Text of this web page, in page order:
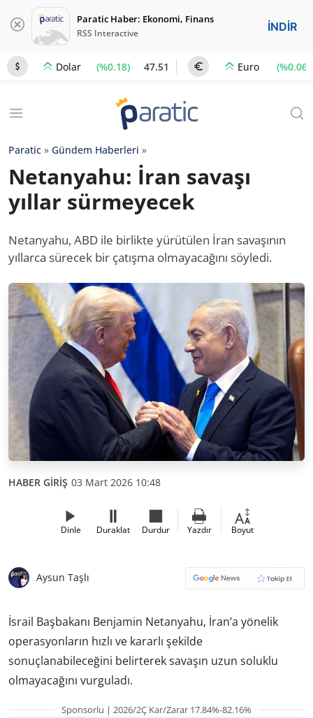
Paratic Haber: Ekonomi, Finans
RSS Interactive İNDİR
Dolar (%0.18) 47.51 Euro (%0.06)
Paratic » Gündem Haberleri »
Netanyahu: İran savaşı
yıllar sürmeyecek
Netanyahu, ABD ile birlikte yürütülen İran savaşının
yıllarca sürecek bir çatışma olmayacağını söyledi.
HABER GİRİŞ 03 Mart 2026 10:48
Dinle Duraklat Durdur Yazdır Boyut
Aysun Taşlı
İsrail Başbakanı Benjamin Netanyahu, İran’a yönelik
operasyonların hızlı ve kararlı şekilde
sonuçlanabileceğini belirterek savaşın uzun soluklu
olmayacağını vurguladı.
Sponsorlu | 2026/2Ç Kar/Zarar 17.84%-82.16%